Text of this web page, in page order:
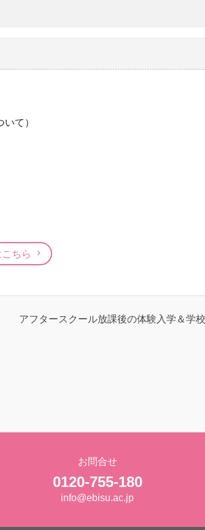
て）
ちら
アフタースクール放課後の体験入学＆学
お問合せ
0120-755-180
info@ebisu.ac.jp